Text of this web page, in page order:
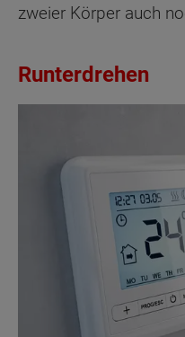
zweier Körper auch
Runterdrehen